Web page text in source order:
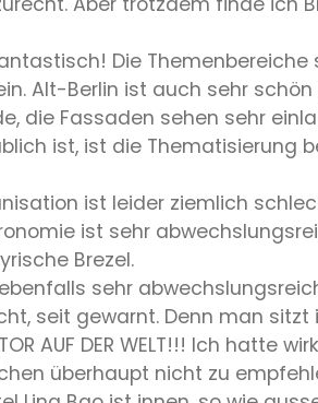
Die
Alt-Berlin ist auch sehr
die Fassaden sehen sehr
ist, ist die Thematisierung
ist leider ziemlich
ist sehr
Brezel.
ebenfalls sehr
seit gewarnt. Denn man sitzt
AUF DER WELT!!! Ich
überhaupt nicht zu